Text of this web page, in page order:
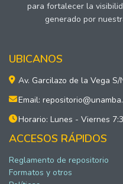
para fortalecer la
generado por
UBICANOS
Av. Garcilazo de la Vega
Email:
Horario: Lunes - Viernes
ACCESOS RÁPIDOS
Reglamento de repositorio
Formatos y otros